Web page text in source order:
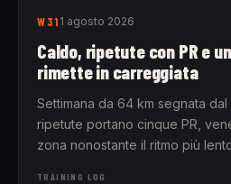
W31 1 agosto 2026
Caldo, ripetute con PR e
rimette in carreggiata
Settimana da 64 km segnata
ripetute portano cinque PR,
zona nonostante il ritmo più
TRAINING LOG